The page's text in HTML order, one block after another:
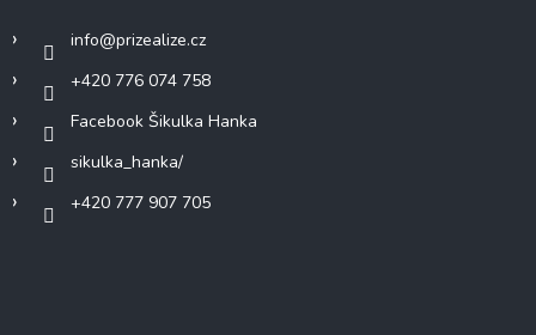
info@prizealize.cz
+420 776 074 758
Facebook Šikulka Hanka
sikulka_hanka/
+420 777 907 705